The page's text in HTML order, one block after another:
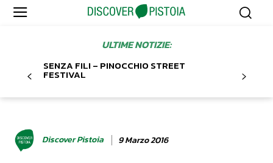
ULTIME NOTIZIE:
SENZA FILI – PINOCCHIO STREET
FESTIVAL
Discover Pistoia 9 Marzo 2016